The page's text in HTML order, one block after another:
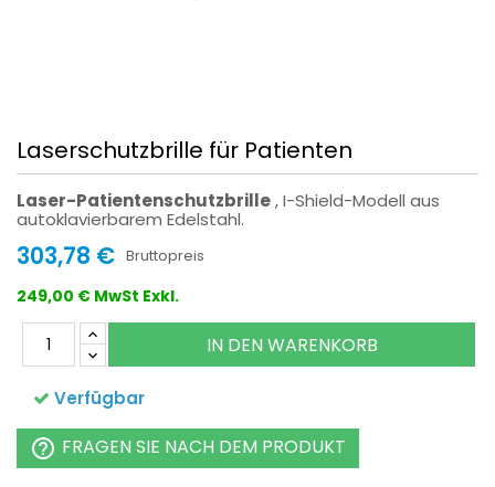
Laserschutzbrille für Patienten
Laser-Patientenschutzbrille, I-Shield-Modell aus
autoklavierbarem Edelstahl.
303,78 € Bruttopreis
249,00 € MwSt Exkl.
IN DEN WARENKORB
Verfügbar
help_outline FRAGEN SIE NACH DEM PRODUKT